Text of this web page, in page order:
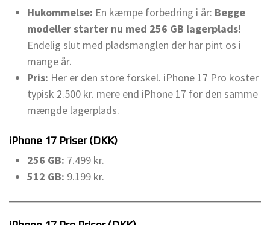
Hukommelse: En kæmpe forbedring i år: Begge
modeller starter nu med 256 GB lagerplads!
Endelig slut med pladsmanglen der har pint os i
mange år.
Pris: Her er den store forskel. iPhone 17 Pro koster
typisk 2.500 kr. mere end iPhone 17 for den samme
mængde lagerplads.
iPhone 17 Priser (DKK)
256 GB: 7.499 kr.
512 GB: 9.199 kr.